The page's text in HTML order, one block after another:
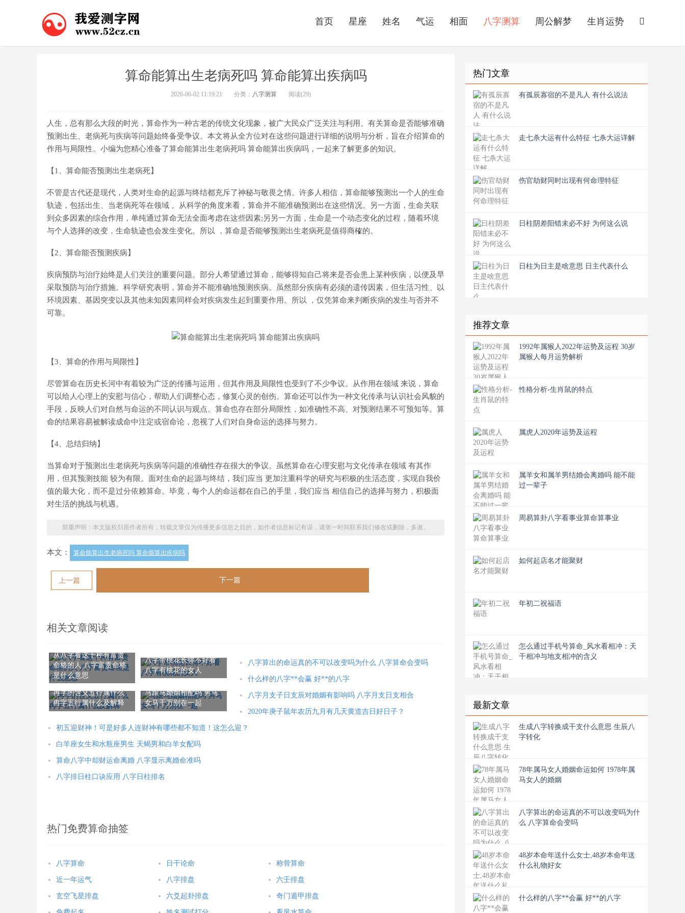
首页 星座 姓名 气运 相面 八字测算 周公解梦 生肖运势
算命能算出生老病死吗 算命能算出疾病吗
2026-06-02 11:19:21 分类： 八字测算 阅读(29)
人生，总有那么大段的时光，算命作为一种古老的传统文化现象，被广大民众广泛关注与利用。有关算命是否能够准确
预测出生、老病死与疾病等问题始终备受争议。本文将从全方位对在这些问题进行详细的说明与分析，旨在介绍算命的
作用与局限性。小编为您精心准备了算命能算出生老病死吗 算命能算出疾病吗，一起来了解更多的知识。
【1、算命能否预测出生老病死】
不管是古代还是现代，人类对生命的起源与终结都充斥了神秘与敬畏之情。许多人相信，算命能够预测出一个人的生命
轨迹，包括出生、当老病死等在领域 。从科学的角度来看，算命并不能准确预测出在这些情况。另一方面，生命关联
到众多因素的综合作用，单纯通过算命无法全面考虑在这些因素;另另一方面，生命是一个动态变化的过程，随着环境
与个人选择的改变，生命轨迹也会发生变化。所以 ，算命是否能够预测出生老病死是值得商榷的。
【2、算命能否预测疾病】
疾病预防与治疗始终是人们关注的重要问题。部分人希望通过算命，能够得知自己将来是否会患上某种疾病，以便及早
采取预防与治疗措施。科学研究表明，算命并不能准确地预测疾病。虽然部分疾病有必须的遗传因素，但生活习性、以
环境因素、基因突变以及其他未知因素同样会对疾病发生起到重要作用。所以 ，仅凭算命来判断疾病的发生与否并不
可靠。
【3、算命的作用与局限性】
尽管算命在历史长河中有着较为广泛的传播与运用，但其作用及局限性也受到了不少争议。从作用在领域 来说，算命
可以给人心理上的安慰与信心，帮助人们调整心态，修复心灵的创伤。算命还可以作为一种文化传承与认识社会风貌的
手段，反映人们对自然与命运的不同认识与观点。算命也存在部分局限性，如准确性不高、对预测结果不可预知等。算
命的结果容易被解读成命中注定或宿命论，忽视了人们对自身命运的选择与努力。
【4、总结归纳】
当算命对于预测出生老病死与疾病等问题的准确性存在很大的争议。虽然算命在心理安慰与文化传承在领域 有其作
用，但其预测技能 较为有限。面对生命的起源与终结，我们应当 更加注重科学的研究与积极的生活态度，实现自我价
值的最大化，而不是过分依赖算命。毕竟，每个人的命运都在自己的手里，我们应当 相信自己的选择与努力，积极面
对生活的挑战与机遇。
郑重声明：本文版权归原作者所有，转载文章仅为传播更多信息之目的，如作者信息标记有误，请第一时间联系我们修改或删除，多谢。
本文： 算命能算出生老病死吗 算命能算出疾病吗
上一篇 下一篇
相关文章阅读
从八字看这十种有富贵
命格的人 八字富贵命格
是什么意思
八字带桃花长得不好看
八字有桃花的女人
冉字的含义五行属什么
冉字五行属什么及解释
马跟马婚姻相配吗 男马
女马千万别在一起
八字算出的命运真的不可以改变吗为什么 八字算命会变吗
什么样的八字**会赢 好**的八字
八字月支子日支辰对婚姻有影响吗 八字月支日支相合
2020年庚子鼠年农历九月有几天黄道吉日好日子？
初五迎财神！可是好多人连财神有哪些都不知道！这怎么迎？
白羊座女生和水瓶座男生 天蝎男和白羊女配吗
算命八字中却财运命离婚 八字显示离婚命准吗
八字排日柱口诀应用 八字日柱排名
热门免费算命抽签
八字算命 日干论命 称骨算命
近一年运气 八字排盘 六壬排盘
玄空飞星排盘 六爻起卦排盘 奇门遁甲排盘
热门文章
有孤辰寡宿的不是凡人 有什么说法
走七杀大运有什么特征 七杀大运详解
伤官劫财同时出现有何命理特征
日柱阴差阳错未必不好 为何这么说
日柱为日主是啥意思 日主代表什么
推荐文章
1992年属猴人2022年运势及运程 30岁
属猴人每月运势解析
性格分析-生肖鼠的特点
属虎人2020年运势及运程
属羊女和属羊男结婚会离婚吗 能不能
过一辈子
周易算卦八字看事业算命算事业
如何起店名才能聚财
年初二祝福语
怎么通过手机号算命_风水看相冲：天
干相冲与地支相冲的含义
最新文章
生成八字转换成干支什么意思 生辰八
字转化
78年属马女人婚姻命运如何 1978年属
马女人的婚姻
八字算出的命运真的不可以改变吗为什
么 八字算命会变吗
48岁本命年送什么女士,48岁本命年送
什么礼物好女
什么样的八字**会赢 好**的八字